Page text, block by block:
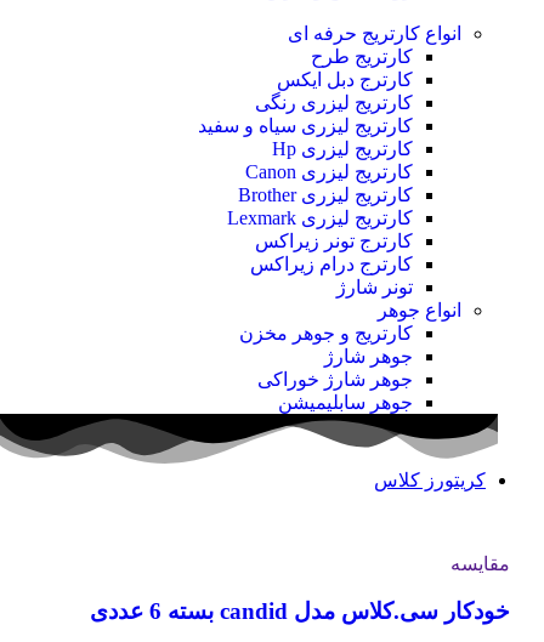
انواع کارتریج حرفه ای
کارتریج طرح
کارترج دبل ایکس
کارتریج لیزری رنگی
کارتریج لیزری سیاه و سفید
کارتریج لیزری Hp
کارتریج لیزری Canon
کارتریج لیزری Brother
کارتریج لیزری Lexmark
کارترج تونر زیراکس
کارترج درام زیراکس
تونر شارژ
انواع جوهر
کارتریج و جوهر مخزن
جوهر شارژ
جوهر شارژ خوراکی
جوهر سابلیمیشن
کریتورز کلاس
مقایسه
خودکار سی.کلاس مدل candid بسته 6 عددی